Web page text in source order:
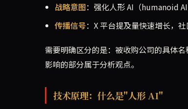
战略意图：强化人形 AI（humanoid
传播信号：X 平台提及量快速增长，
需要明确区分的是：被收购公司的具体
影响的部分属于分析观点。
技术原理：什么是"人形 AI"